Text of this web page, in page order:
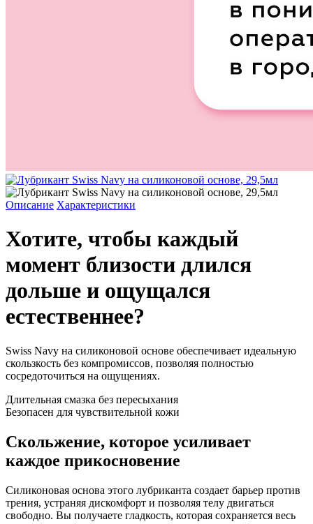
Описание Характеристики
Хотите, чтобы каждый
момент близости длился
дольше и ощущался
естественнее?
Swiss Navy на силиконовой основе обеспечивает идеальную
скользкость без компромиссов, позволяя полностью
сосредоточиться на ощущениях.
Длительная смазка без пересыхания
Безопасен для чувствительной кожи
Скольжение, которое усиливает
каждое прикосновение
Силиконовая основа этого лубриканта создает барьер против
трения, устраняя дискомфорт и позволяя телу двигаться
свободно. Вы получаете гладкость, которая сохраняется весь